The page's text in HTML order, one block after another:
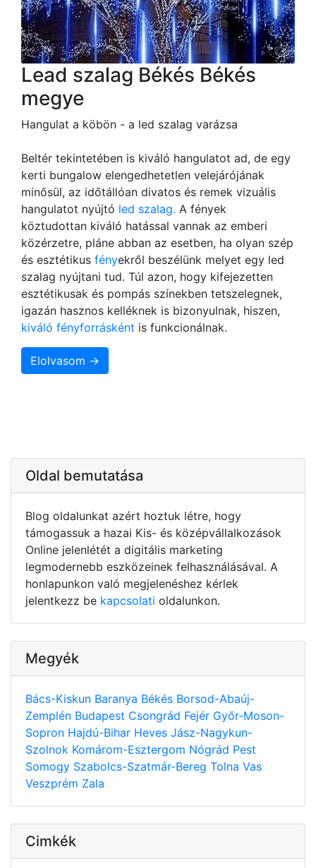
Lead szalag Békés Békés
megye
Hangulat a köbön - a led szalag varázsa
Beltér tekintetében is kiváló hangulatot ad, de egy
kerti bungalow elengedhetetlen velejárójának
minősül, az időtállóan divatos és remek vizuális
hangulatot nyújtó led szalag. A fények
köztudottan kiváló hatással vannak az emberi
közérzetre, pláne abban az esetben, ha olyan szép
és esztétikus fényekről beszélünk melyet egy led
szalag nyújtani tud. Túl azon, hogy kifejezetten
esztétikusak és pompás színekben tetszelegnek,
igazán hasznos kelléknek is bizonyulnak, hiszen,
kiváló fényforrásként is funkcionálnak.
Elolvasom →
Oldal bemutatása
Blog oldalunkat azért hoztuk létre, hogy
támogassuk a hazai Kis- és középvállalkozások
Online jelenlétét a digitális marketing
legmodernebb eszközeinek felhasználásával. A
honlapunkon való megjelenéshez kérlek
jelentkezz be kapcsolati oldalunkon.
Megyék
Bács-Kiskun Baranya Békés Borsod-Abaúj-
Zemplén Budapest Csongrád Fejér Győr-Moson-
Sopron Hajdú-Bihar Heves Jász-Nagykun-
Szolnok Komárom-Esztergom Nógrád Pest
Somogy Szabolcs-Szatmár-Bereg Tolna Vas
Veszprém Zala
Cimkék